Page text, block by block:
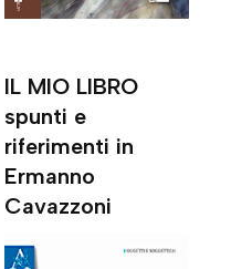
IL MIO LIBRO
spunti e
riferimenti in
Ermanno
Cavazzoni